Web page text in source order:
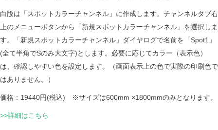
白版は「スポットカラーチャンネル」に作成します。チャンネルタブ右
上のメニューボタンから「新規スポットカラーチャンネル」を選択しま
す。「新規スポットカラーチャンネル」ダイヤログで名前を「Spot1」
(全て半角でSのみ大文字)とします。必要に応じてカラー（表示色）
は、確認しやすい色を設定します。（画面表示上の色で実際の印刷色で
はありません。）
価格：19440円(税込) ※サイズは600mm ×1800mmのみとなります。
>>詳細はこちら